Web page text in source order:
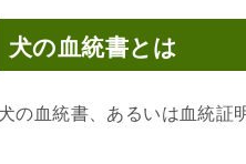
犬の血統書とは
犬の血統書、あるいは血統証